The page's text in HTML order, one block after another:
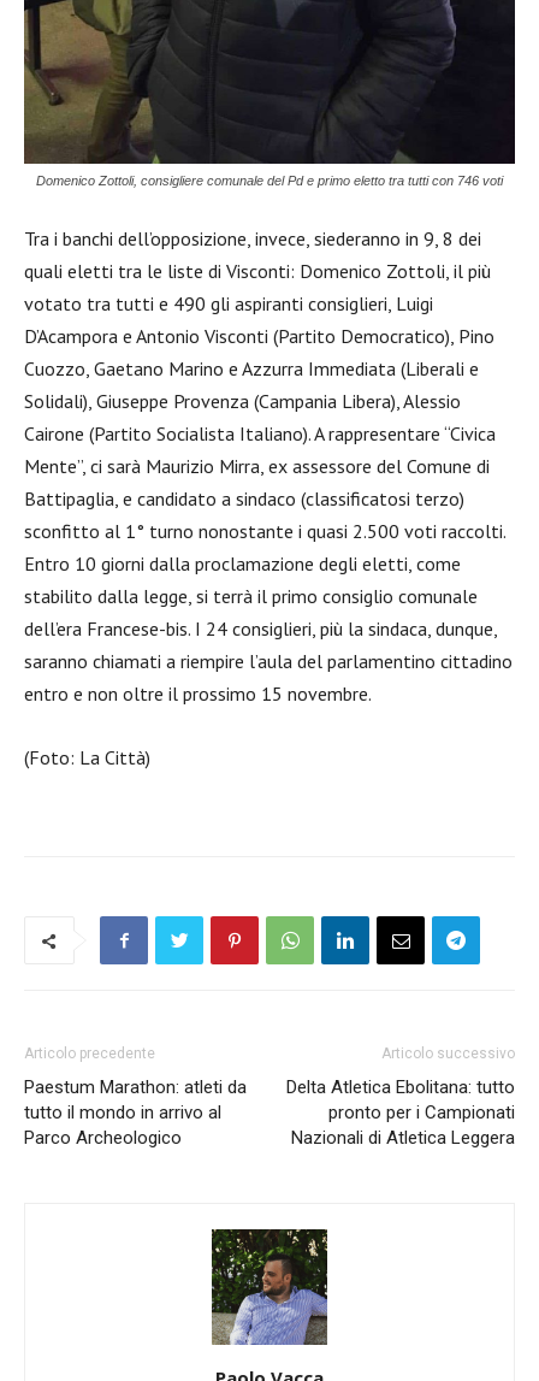
Domenico Zottoli, consigliere comunale del Pd e primo eletto tra tutti con 746 voti
Tra i banchi dell’opposizione, invece, siederanno in 9, 8 dei
quali eletti tra le liste di Visconti: Domenico Zottoli, il più
votato tra tutti e 490 gli aspiranti consiglieri, Luigi
D’Acampora e Antonio Visconti (Partito Democratico), Pino
Cuozzo, Gaetano Marino e Azzurra Immediata (Liberali e
Solidali), Giuseppe Provenza (Campania Libera), Alessio
Cairone (Partito Socialista Italiano). A rappresentare “Civica
Mente”, ci sarà Maurizio Mirra, ex assessore del Comune di
Battipaglia, e candidato a sindaco (classificatosi terzo)
sconfitto al 1° turno nonostante i quasi 2.500 voti raccolti.
Entro 10 giorni dalla proclamazione degli eletti, come
stabilito dalla legge, si terrà il primo consiglio comunale
dell’era Francese-bis. I 24 consiglieri, più la sindaca, dunque,
saranno chiamati a riempire l’aula del parlamentino cittadino
entro e non oltre il prossimo 15 novembre.
(Foto: La Città)
Articolo precedente
Paestum Marathon: atleti da
tutto il mondo in arrivo al
Parco Archeologico
Articolo successivo
Delta Atletica Ebolitana: tutto
pronto per i Campionati
Nazionali di Atletica Leggera